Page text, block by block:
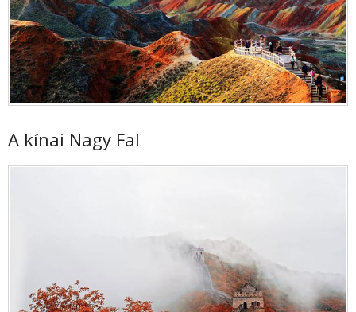
A kínai Nagy Fal